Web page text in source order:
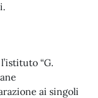
“G.
ai singoli